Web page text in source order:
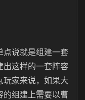
点说就是组建一套
出这样的一套阵容
玩家来说，如果大
的组建上需要以曹